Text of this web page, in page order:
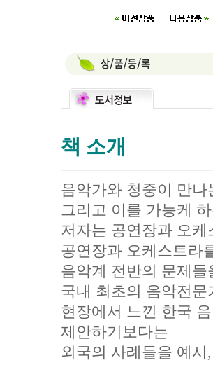
책 소개
음악가와 청중이 만나
그리고 이를 가능케
저자는 공연장과 오케
공연장과 오케스트라
음악계 전반의 문제
국내 최초의 음악전
현장에서 느낀 한국
제안하기보다는
외국의 사례들을 예